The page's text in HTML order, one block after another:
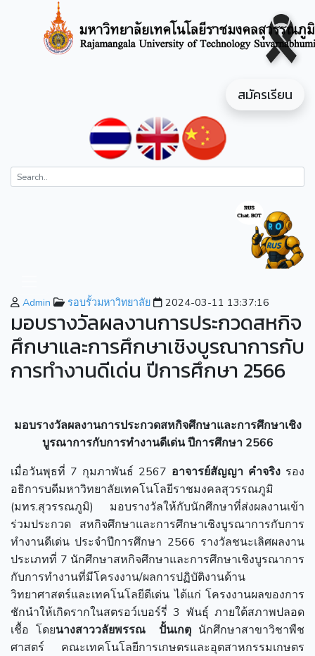
สมัครเรียน
Admin รอบรั้วมหาวิทยาลัย 2024-03-11 13:37:16
มอบรางวัลผลงานการประกวดสหกิจ
ศึกษาและการศึกษาเชิงบูรณาการกับ
การทำงานดีเด่น ปีการศึกษา 2566
มอบรางวัลผลงานการประกวดสหกิจศึกษาและการศึกษาเชิง
บูรณาการกับการทำงานดีเด่น ปีการศึกษา 2566
เมื่อวันพุธที่ 7 กุมภาพันธ์ 2567 อาจารย์สัญญา คำจริง รอง
อธิการบดีมหาวิทยาลัยเทคโนโลยีราชมงคลสุวรรณภูมิ
(มทร.สุวรรณภูมิ) มอบรางวัลให้กับนักศึกษาที่ส่งผลงานเข้า
ร่วมประกวด สหกิจศึกษาและการศึกษาเชิงบูรณาการกับการ
ทำงานดีเด่น ประจำปีการศึกษา 2566 รางวัลชนะเลิศผลงาน
ประเภทที่ 7 นักศึกษาสหกิจศึกษาและการศึกษาเชิงบูรณาการ
กับการทำงานที่มีโครงงาน/ผลการปฏิบัติงานด้าน
วิทยาศาสตร์และเทคโนโลยีดีเด่น ได้แก่ โครงงานผลของการ
ชักนำให้เกิดรากในสตรอว์เบอร์รี่ 3 พันธุ์ ภายใต้สภาพปลอด
เชื้อ โดยนางสาววลัยพรรณ ปั้นเกตุ นักศึกษาสาขาวิชาพืช
ศาสตร์ คณะเทคโนโลยีการเกษตรและอุตสาหกรรมเกษตร